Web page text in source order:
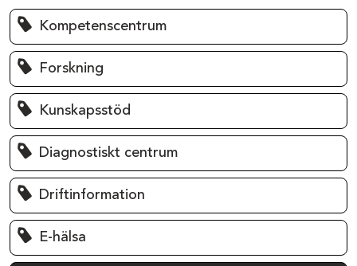
Kompetenscentrum
Forskning
Kunskapsstöd
Diagnostiskt centrum
Driftinformation
E-hälsa